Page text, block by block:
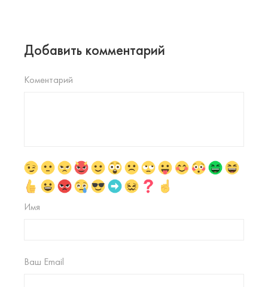
Добавить комментарий
Коментарий
Имя
Ваш Email